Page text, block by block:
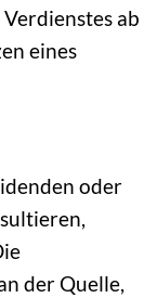
ab
eines
oder
der Quelle,